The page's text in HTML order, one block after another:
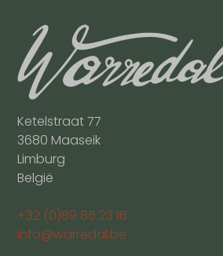
Ketelstraat 77
3680 Maaseik
Limburg
België
+32 (0)89 85 23 16
info@warredal.be